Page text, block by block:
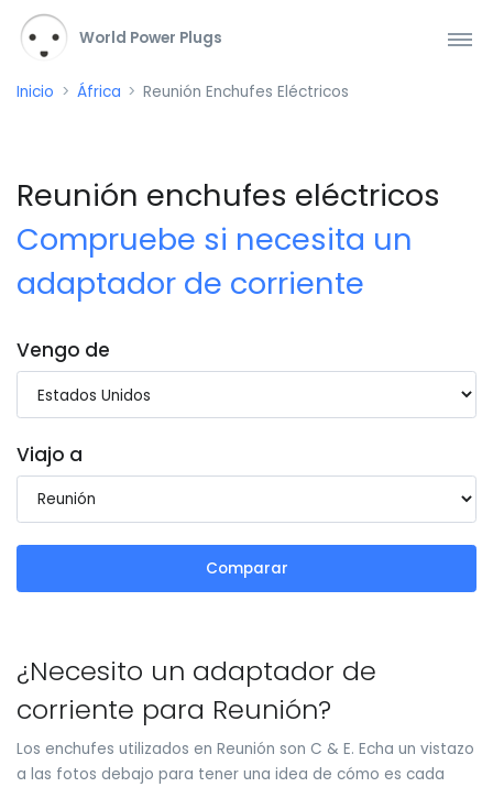
World Power Plugs
Inicio África Reunión Enchufes Eléctricos
Reunión enchufes eléctricos
Compruebe si necesita un
adaptador de corriente
Vengo de
Viajo a
Comparar
¿Necesito un adaptador de
corriente para Reunión?
Los enchufes utilizados en Reunión son C & E. Echa un vistazo
a las fotos debajo para tener una idea de cómo es cada